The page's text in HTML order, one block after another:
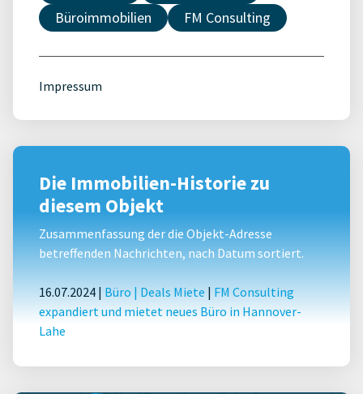
Büroimmobilien
FM Consulting
Impressum
Die Immobilien-Historie zu
diesem Objekt
Zusammenfassung der die Objekt-Adresse
betreffenden Nachrichten, nach Datum sortiert.
16.07.2024 | Büro | Deals Miete | FM Consulting
expandiert und mietet neues Büro in Hannover-
Lahe